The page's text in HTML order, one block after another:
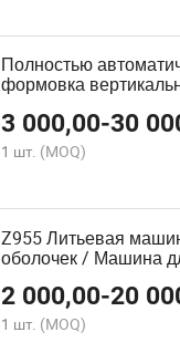
Полностью
формовка
3 000,00-30
1 шт. (MOQ)
Z955 Литьевая
оболочек / Машина
песчаными ядрами
2 000,00-20
1 шт. (MOQ)